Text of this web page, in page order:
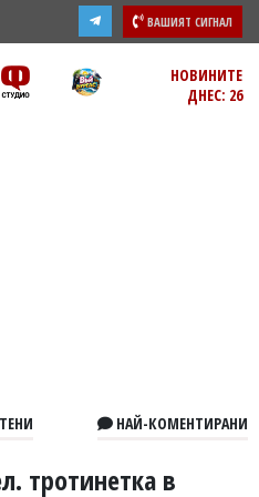
ВАШИЯТ СИГНАЛ
НОВИНИТЕ
ДНЕС: 26
НАЙ-КОМЕНТИРАНИ
тротинетка в